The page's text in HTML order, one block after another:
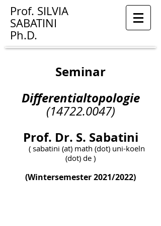
Prof. SILVIA
SABATINI
Ph.D.
Seminar
Differentialtopologie
(14722.0047)
Prof. Dr. S. Sabatini
( sabatini (at) math (dot) uni-koeln
(dot) de )
(Wintersemester 2021/2022)